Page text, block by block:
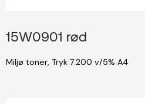
15W0901 rød
Miljø toner, Tryk 7.200 v/5% A4